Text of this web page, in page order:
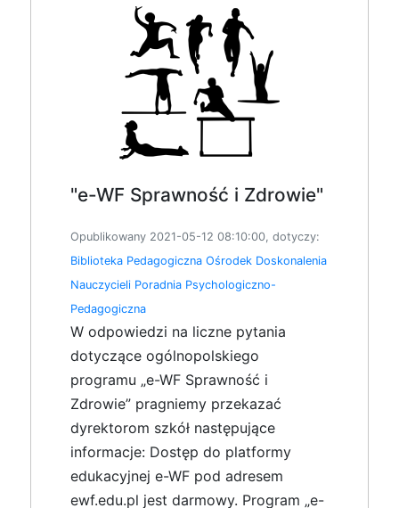
"e-WF Sprawność i Zdrowie"
Opublikowany 2021-05-12 08:10:00, dotyczy:
Biblioteka Pedagogiczna Ośrodek Doskonalenia
Nauczycieli Poradnia Psychologiczno-
Pedagogiczna
W odpowiedzi na liczne pytania
dotyczące ogólnopolskiego
programu „e-WF Sprawność i
Zdrowie” pragniemy przekazać
dyrektorom szkół następujące
informacje: Dostęp do platformy
edukacyjnej e-WF pod adresem
ewf.edu.pl jest darmowy. Program „e-